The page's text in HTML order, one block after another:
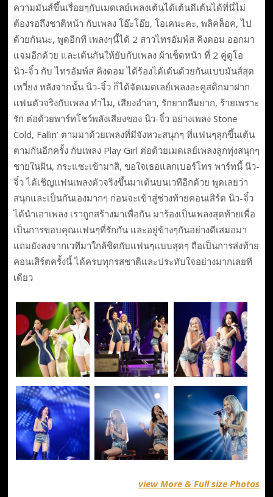
ความมันส์ขึ้นเรื่อยๆกับเมดเลย์เพลงเต้นได้เต้นดีเต้นได้ที่นี่ไม่
ต้องรอถึงชาติหน้า กับเพลง โอ๊ะโอ๊ย, โอเคนะคะ, พลิคล็อค, ไป
ด้วยกันนะ, พูดอีกที เพลงๆนี้ได้ 2 สาวไทรอัมพ์ส คิงดอม ออกมา
แจมอีกด้วย และเต้นกันให้ยับกับเพลง ผ้าเช็ดหน้า ที่ 2 คู่ดูโอ
นิว-จิ๋ว กับ ไทรอัมพ์ส คิงดอม ได้ร้องได้เต้นด้วยกันแบบมันส์สุด
เหวี่ยง หลังจากนั้น นิว-จิ๋ว ก็ได้จัดเมดเลย์เพลงอะคูสติกมาฝาก
แฟนตัวจริงกับเพลง ทำไม, เสียงอำลา, รักยากลืมยาก, ร้ายเพราะ
รัก ต่อด้วยพาร์ทโชว์พลังเสียงของ นิว-จิ๋ว อย่างเพลง Stone
Cold, Fallin’ ตามมาด้วยเพลงที่มีจังหวะสนุกๆ ที่แฟนๆลุกขึ้นเต้น
ตามกันอีกครั้ง กับเพลง Play Girl ต่อด้วยเมดเลย์เพลงลูกทุ่งสนุกๆ
ชายในฝัน, กระแซะเข้ามาสิ, ขอใจเธอแลกเบอร์โทร พาร์ทนี้ นิว-
จิ๋ว ได้เชิญแฟนเพลงตัวจริงขึ้นมาเต้นบนเวทีอีกด้วย พูดเลยว่า
สนุกและเป็นกันเองมากๆ ก่อนจะเข้าสู่ช่วงท้ายคอนเสิร์ต นิว-จิ๋ว
ได้นำเอาเพลง เราถูกสร้างมาเพื่อกัน มาร้องเป็นเพลงสุดท้ายเพื่อ
เป็นการขอบคุณแฟนๆที่รักกัน และอยู่ข้างๆกันอย่างดีเสมอมา
แถมยังลงจากเวทีมาใกล้ชิดกับแฟนๆแบบสุดๆ ถือเป็นการส่งท้าย
คอนเสิร์ตครั้งนี้ ได้ครบทุกรสชาติและประทับใจอย่างมากเลยที
เดียว
view More & Full size Photos